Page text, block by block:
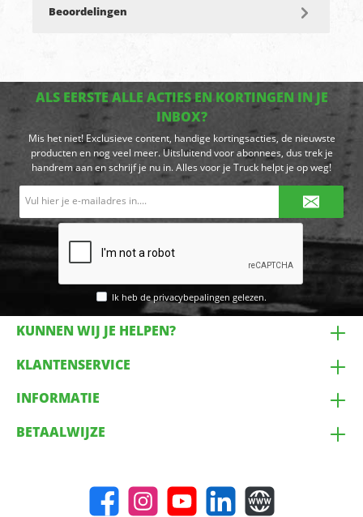
Beoordelingen
ALS EERSTE ALLE ACTIES EN KORTINGEN IN JE
INBOX?
Mis het niet! Exclusieve content, handige kortingsacties, de nieuwste
producten en nog veel meer. Uitsluitend voor abonnees, dus trek je
handrem aan en schrijf je nu in. Alles voor je Truck helpt je op weg!
Ik heb de privacybepalingen gelezen.
KUNNEN WIJ JE HELPEN?
KLANTENSERVICE
INFORMATIE
BETAALWIJZE